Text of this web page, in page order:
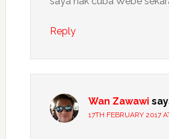
Reply
Wan Zawawi
17TH FEBRUARY 2017